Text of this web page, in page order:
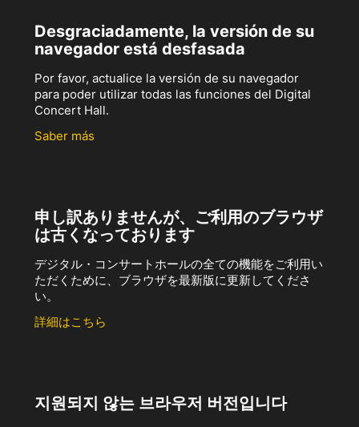
Desgraciadamente, la versión de su
navegador está desfasada
Por favor, actualice la versión de su navegador
para poder utilizar todas las funciones del Digital
Concert Hall.
Saber más
申し訳ありませんが、ご利用のブラウザ
は古くなっております
デジタル・コンサートホールの全ての機能をご利用い
ただくために、ブラウザを最新版に更新してくださ
い。
詳細はこちら
지원되지 않는 브라우저 버전입니다